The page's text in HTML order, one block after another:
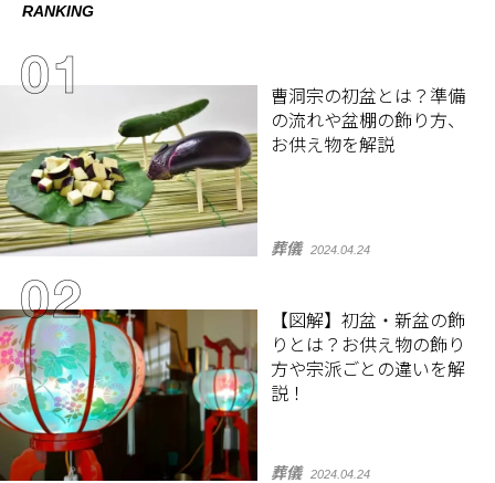
RANKING
曹洞宗の初盆とは？準備
の流れや盆棚の飾り方、
お供え物を解説
葬儀 2024.04.24
【図解】初盆・新盆の飾
りとは？お供え物の飾り
方や宗派ごとの違いを解
説！
葬儀 2024.04.24